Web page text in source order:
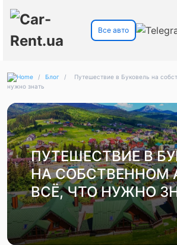
Все авто
/ Блог /
Путешествие в Буковель на
нужно знать
ПУТЕШЕСТВИЕ В
НА СОБСТВЕННОМ
ВСЁ, ЧТО НУЖНО